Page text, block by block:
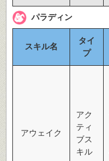
パラディン
スキル名
タイ
プ
アウェイク
アク
ティ
ブス
キル